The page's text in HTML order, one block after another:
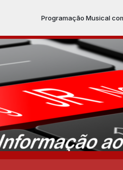
Programação Musical com Locutor